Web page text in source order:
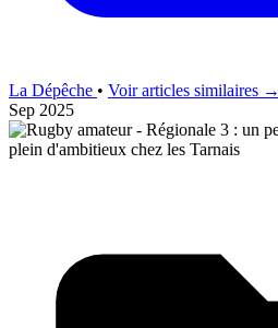
La Dépêche • Voir articles similaires →
Sep 2025